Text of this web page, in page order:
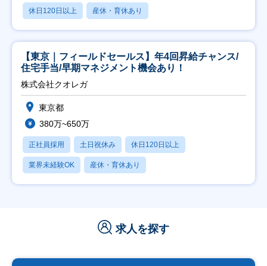
休日120日以上 産休・育休あり
【東京｜フィールドセールス】年4回昇給チャンス/
住宅手当/早期マネジメント機会あり！
株式会社クオレガ
東京都
380万~650万
正社員採用 土日祝休み 休日120日以上
業界未経験OK 産休・育休あり
求人を探す